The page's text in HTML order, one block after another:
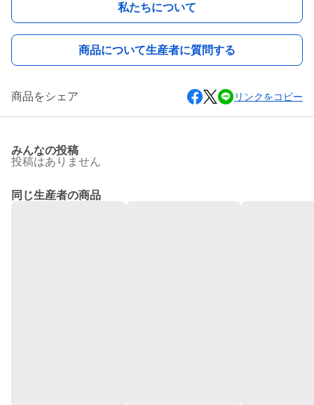
私たちについて
商品について生産者に質問する
商品をシェア リンクをコピー
みんなの投稿
投稿はありません
同じ生産者の商品